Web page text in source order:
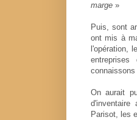
marge »
Puis, sont
ont mis à
l'opération,
On aurait
Parisot, les